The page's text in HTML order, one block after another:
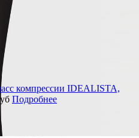
компрессии IDEALISTA,
Подробнее